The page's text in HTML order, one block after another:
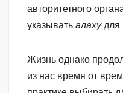
авторитетного
указыватьалахудля
Жизнь однако
из нас время от